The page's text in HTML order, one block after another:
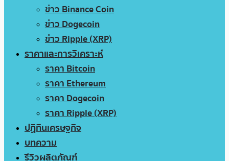
ข่าว Binance Coin
ข่าว Dogecoin
ข่าว Ripple (XRP)
ราคาและการวิเคราะห์
ราคา Bitcoin
ราคา Ethereum
ราคา Dogecoin
ราคา Ripple (XRP)
ปฏิทินเศรษฐกิจ
บทความ
รีวิวผลิตภัณฑ์